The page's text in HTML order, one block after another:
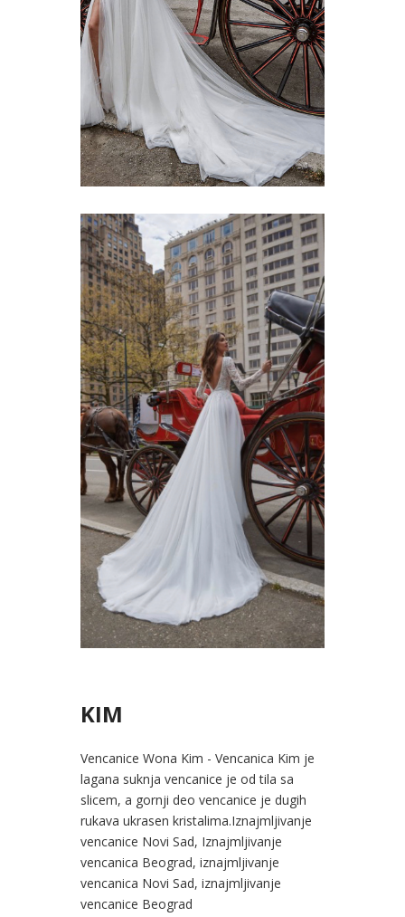
KIM
Vencanice Wona Kim - Vencanica Kim je
lagana suknja vencanice je od tila sa
slicem, a gornji deo vencanice je dugih
rukava ukrasen kristalima.Iznajmljivanje
vencanice Novi Sad, Iznajmljivanje
vencanica Beograd, iznajmljivanje
vencanica Novi Sad, iznajmljivanje
vencanice Beograd